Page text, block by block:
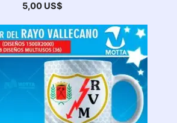
5,00 US$